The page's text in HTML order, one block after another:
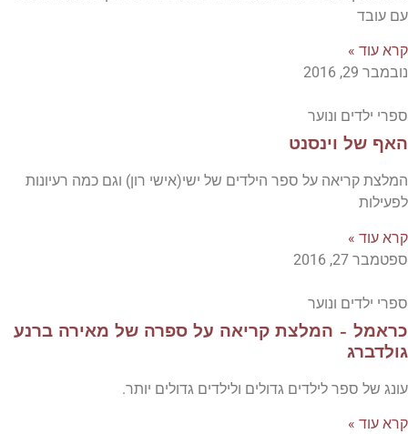
עם עובד
קרא עוד »
נובמבר 29, 2016
ספרי ילדים ונוער
האף של וינסנט
המלצת קריאה על ספר הילדים של ישי(אישי רון) וגם כמה רעיונות
לפעילות
קרא עוד »
ספטמבר 27, 2016
ספרי ילדים ונוער
כראמל – המלצת קריאה על ספרה של מאירה ברנע
גולדברג
עונג של ספר לילדים גדולים ולילדים גדולים יותר.
קרא עוד »